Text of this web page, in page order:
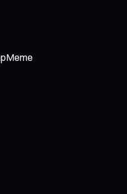
Meme